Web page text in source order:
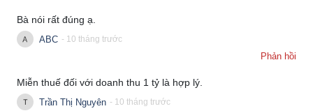
Bà nói rất đúng ạ.
ABC - 10 tháng trước
Phản hồi
Miễn thuế đối với doanh thu 1 tỷ là hợp lý.
Trần Thị Nguyên - 10 tháng trước